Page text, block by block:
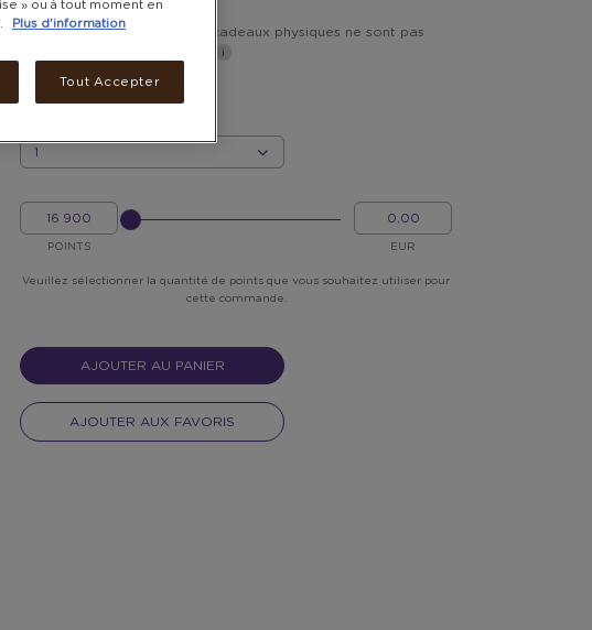
Frais de livraison inclus. Les cadeaux physiques ne sont pas
MON/MA
POINTS
POINTS
MON
ARGENT
EUR
?
Veuillez sélectionner la quantité de points que vous souhaitez utiliser pour
cette commande.
AJOUTER AU PANIER
AJOUTER AUX FAVORIS
» ou à tout moment en
Plus d'information
Tout Accepter